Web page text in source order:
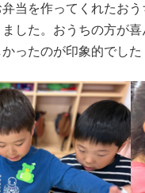
当を作ってくれたお
した。おうちの方が
ったのが印象的でした